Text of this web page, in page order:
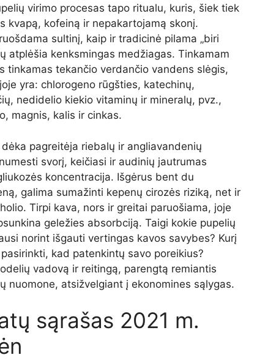
virimo procesas tapo ritualu, kuris, šiek tiek
kvapą, kofeiną ir nepakartojamą skonį.
sultinį, kaip ir tradicinė pilama „biri
atplėšia kenksmingas medžiagas. Tinkamam
tinkamas tekančio verdančio vandens slėgis,
yra: chlorogeno rūgšties, katechinų,
nedidelio kiekio vitaminų ir mineralų, pvz.,
magnis, kalis ir cinkas.
pagreitėja riebalų ir angliavandenių
svorį, keičiasi ir audinių jautrumas
koncentracija. Išgėrus bent du
galima sumažinti kepenų cirozės riziką, net ir
Tirpi kava, nors ir greitai paruošiama, joje
geležies absorbciją. Taigi kokie pupelių
norint išgauti vertingas kavos savybes? Kurį
kad patenkintų savo poreikius?
vadovą ir reitingą, parengtą remiantis
nuomone, atsižvelgiant į ekonomines sąlygas.
sąrašas 2021 m.